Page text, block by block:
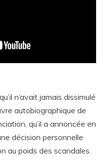
n’avait jamais dissimulé
autobiographique de
qu’il a annoncée en
décision personnelle
au poids des scandales.